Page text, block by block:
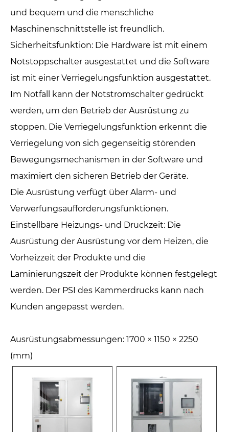
und bequem und die menschliche
Maschinenschnittstelle ist freundlich.
Sicherheitsfunktion: Die Hardware ist mit einem
Notstoppschalter ausgestattet und die Software
ist mit einer Verriegelungsfunktion ausgestattet.
Im Notfall kann der Notstromschalter gedrückt
werden, um den Betrieb der Ausrüstung zu
stoppen. Die Verriegelungsfunktion erkennt die
Verriegelung von sich gegenseitig störenden
Bewegungsmechanismen in der Software und
maximiert den sicheren Betrieb der Geräte.
Die Ausrüstung verfügt über Alarm- und
Verwerfungsaufforderungsfunktionen.
Einstellbare Heizungs- und Druckzeit: Die
Ausrüstung der Ausrüstung vor dem Heizen, die
Vorheizzeit der Produkte und die
Laminierungszeit der Produkte können festgelegt
werden. Der PSI des Kammerdrucks kann nach
Kunden angepasst werden.
Ausrüstungsabmessungen: 1700 × 1150 × 2250
(mm)